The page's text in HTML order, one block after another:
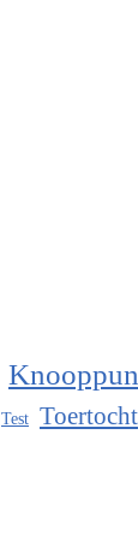
Test Toertocht